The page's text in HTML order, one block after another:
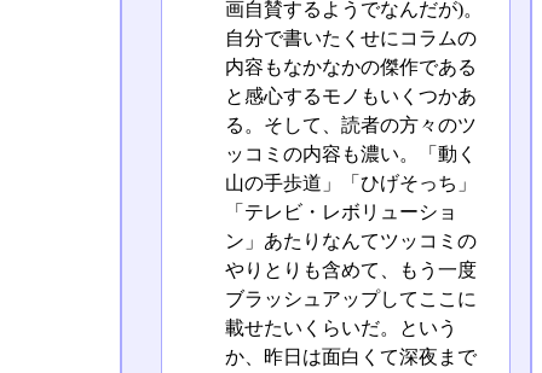
画自賛するようでなんだが)。
自分で書いたくせにコラムの
内容もなかなかの傑作である
と感心するモノもいくつかあ
る。そして、読者の方々のツ
ッコミの内容も濃い。「動く
山の手歩道」「ひげそっち」
「テレビ・レボリューショ
ン」あたりなんてツッコミの
やりとりも含めて、もう一度
ブラッシュアップしてここに
載せたいくらいだ。という
か、昨日は面白くて深夜まで